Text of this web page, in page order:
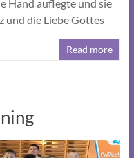
Hand auflegte und sie
und die Liebe Gottes
Read more